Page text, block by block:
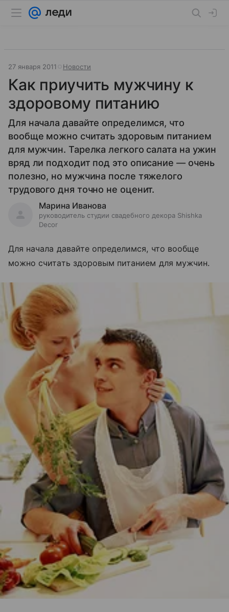
27 января 2011 Новости
Как приучить мужчину к
здоровому питанию
Для начала давайте определимся, что
вообще можно считать здоровым питанием
для мужчин. Тарелка легкого салата на ужин
вряд ли подходит под это описание — очень
полезно, но мужчина после тяжелого
трудового дня точно не оценит.
Марина Иванова
руководитель студии свадебного декора Shishka
Decor
Для начала давайте определимся, что вообще
можно считать здоровым питанием для мужчин.